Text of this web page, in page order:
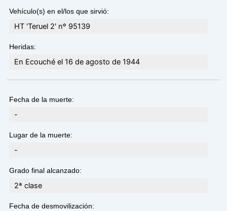
Vehículo(s) en el/los que sirvió:
HT 'Teruel 2' nº 95139
Heridas:
En Ecouché el 16 de agosto de 1944
Fecha de la muerte:
-
Lugar de la muerte:
-
Grado final alcanzado:
2ª clase
Fecha de desmovilización: